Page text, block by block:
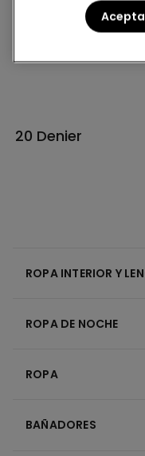
20 Denier
ROPA INTERIOR Y
ROPA DE NOCHE
ROPA
BAÑADORES